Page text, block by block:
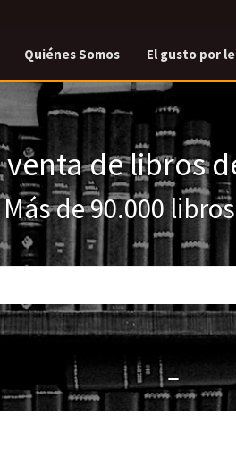
Quiénes Somos El gusto por
de libros
Más de 90.000